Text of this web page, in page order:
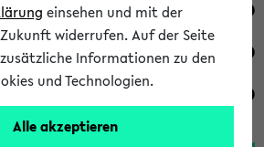
einsehen und mit der
widerrufen. Auf der Seite
Informationen zu den
und Technologien.
Alle akzeptieren